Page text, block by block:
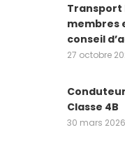
Transport
membres
conseil
27 octobre
Classe 4B
30 mars 2026